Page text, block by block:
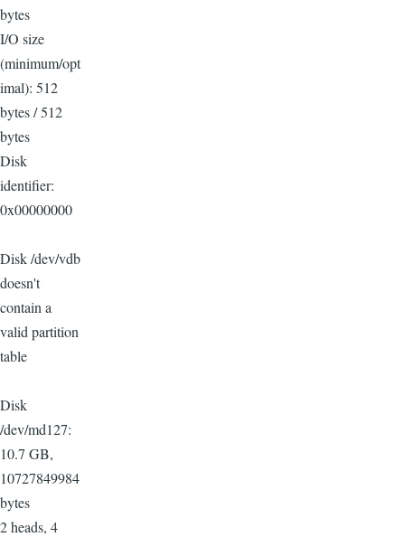
bytes
I/O size
(minimum/opt
imal): 512
bytes / 512
bytes
Disk
identifier:
0x00000000
Disk /dev/vdb
doesn't
contain a
valid partition
table
Disk
/dev/md127:
10.7 GB,
10727849984
bytes
2 heads, 4